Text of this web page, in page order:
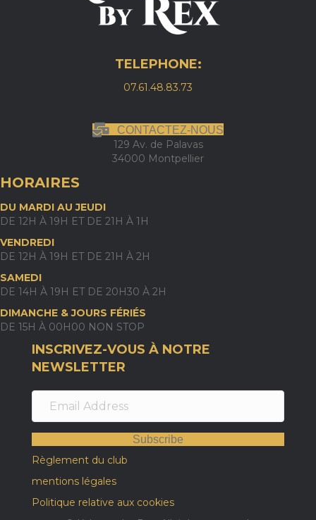
TELEPHONE:
07.61.48.83.73
CONTACTEZ-NOUS
129 Av. de Palavas
34000 Montpellier
HORAIRES
DU MARDI AU JEUDI
DE 12H À 19H ET DE 21H À 1H
VENDREDI
DE 12H À 19H ET DE 21H À 2H
SAMEDI
DE 14H À 19H ET DE 20H30 À 2H
DIMANCHE & JOURS FÉRIÉS
DE 15H À 00H00 NON STOP
INSCRIVEZ-VOUS À NOTRE
NEWSLETTER
Subscribe
Règlement du club
mentions légales
Politique relative aux cookies